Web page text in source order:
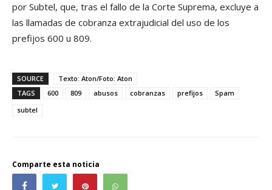
por Subtel, que, tras el fallo de la Corte Suprema, excluye a
las llamadas de cobranza extrajudicial del uso de los
prefijos 600 u 809.
SOURCE
Texto: Aton/Foto: Aton
TAGS
600 809 abusos cobranzas prefijos
Spam
subtel
Comparte esta noticia